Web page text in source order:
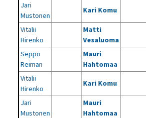
Jari
Mustonen
Kari Komu
Vitalii
Hirenko
Matti
Vesaluoma
Seppo
Reiman
Mauri
Hahtomaa
Vitalii
Hirenko
Kari Komu
Jari
Mustonen
Mauri
Hahtomaa